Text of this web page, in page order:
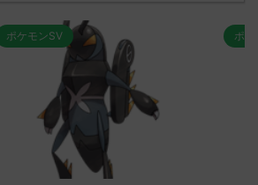
ンSV
2023/9/8
ポケモンSV